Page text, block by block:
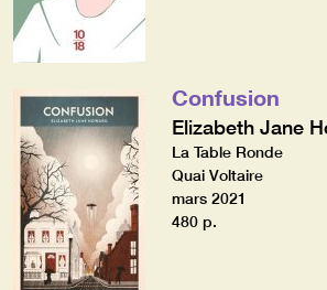
Confusion
Elizabeth Jane
La Table Ronde
Quai Voltaire
mars 2021
480 p.